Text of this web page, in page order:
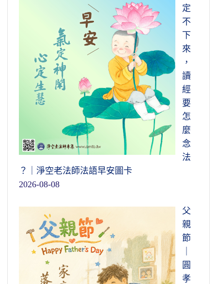
定
不
下
來
，
讀
經
要
怎
麼
念
法
？｜淨空老法師法語早安圖卡
2026-08-08
父
親
節
圓
孝